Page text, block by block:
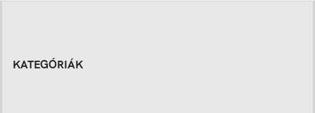
KATEGÓRIÁK